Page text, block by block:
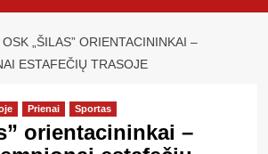
OSK „ŠILAS” ORIENTACININKAI –
ESTAFEČIŲ TRASOJE
Prienai Sportas
orientacininkai –